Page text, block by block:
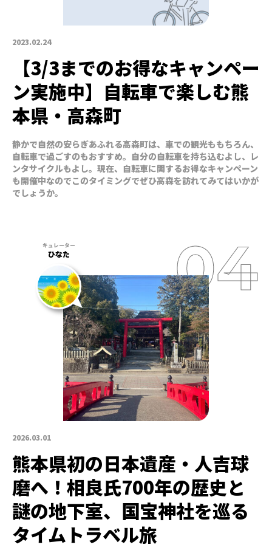
2023.02.24
【3/3までのお得なキャンペー
ン実施中】自転車で楽しむ熊
本県・高森町
静かで自然の安らぎあふれる高森町は、車での観光ももちろん、
自転車で過ごすのもおすすめ。自分の自転車を持ち込むよし、レ
ンタサイクルもよし。現在、自転車に関するお得なキャンペーン
も開催中なのでこのタイミングでぜひ高森を訪れてみてはいかが
でしょうか。
2026.03.01
ひなた
熊本県初の日本遺産・人吉球
磨へ！相良氏700年の歴史と
謎の地下室、国宝神社を巡る
タイムトラベル旅